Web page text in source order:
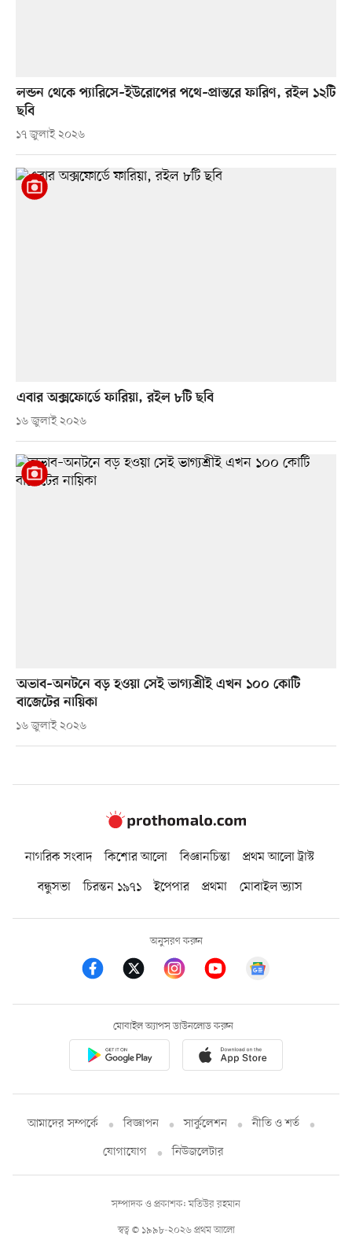
লন্ডন থেকে প্যারিসে–ইউরোপের পথে–প্রান্তরে ফারিণ, রইল ১২টি
ছবি
১৭ জুলাই ২০২৬
এবার অক্সফোর্ডে ফারিয়া, রইল ৮টি ছবি
১৬ জুলাই ২০২৬
অভাব–অনটনে বড় হওয়া সেই ভাগ্যশ্রীই এখন ১০০ কোটি
বাজেটের নায়িকা
১৬ জুলাই ২০২৬
নাগরিক সংবাদ কিশোর আলো বিজ্ঞানচিন্তা
প্রথম আলো ট্রাস্ট
বন্ধুসভা
চিরন্তন ১৯৭১ ইপেপার প্রথমা মোবাইল ভ্যাস
অনুসরণ করুন
মোবাইল অ্যাপস ডাউনলোড করুন
আমাদের সম্পর্কে বিজ্ঞাপন সার্কুলেশন
নীতি ও শর্ত
যোগাযোগ
নিউজলেটার
স্বত্ব © ১৯৯৮-২০২৬ প্রথম আলো
সম্পাদক ও প্রকাশক: মতিউর রহমান